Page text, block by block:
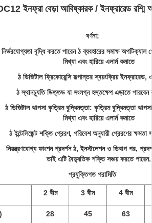
ইনফ্রা বেড়া আবিষ্কারক / ইনফ্রারেড রশ্মি
বর্ণনা:
নির্ভরযোগ্যতা বৃদ্ধি করতে পারেন ঠ ব্যবহারের সমাক্ষ অপটিক্যাল
মিথ্যা এবং হারিয়ে এলার্ম কমাতে
ঠ ডিজিটাল ফ্রিকোয়েন্সি রূপান্তর স্বয়ংক্রিয় ইনফ্রারেড,
ঠ স্থানচ্যুতি ডিত্তড যা সংলগ্ন হস্তক্ষেপ এড়াতে পারবেন
ঠ ডিজিটাল ঝাপসা কৃত্রিম বুদ্ধিমত্তা: কৃত্রিম বুদ্ধিমত্তা
মিথ্যা এবং হারিয়ে এলার্ম কমাতে
ঠ ইন্টেলিজেন্ট শক্তি প্রেরণ, পরিবেশ অনুযায়ী প্রেরণের ক্ষমতা
নিয়ন্ত্রণযোগ্য ফাংশন প্রদর্শন ঠ, ইনস্টলেশন ও ডিবাগ পর,
তাই এটি বৈদ্যুতিক শক্তি সঞ্চয় করতে পারেন.
প্রযুক্তিগত পরামিতি
2 বীম 3 বীম 4 বীম
28 45 63